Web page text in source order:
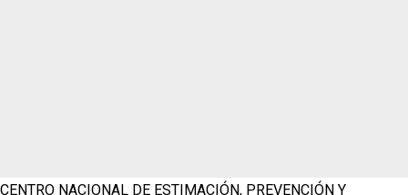
CENTRO NACIONAL DE ESTIMACIÓN, PREVENCIÓN Y